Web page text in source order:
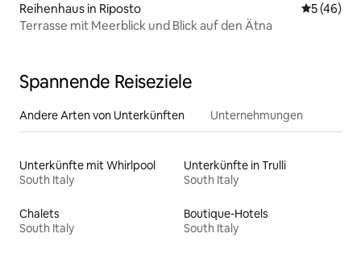
Reihenhaus in Riposto
5 (46)
Terrasse mit Meerblick und Blick auf den Ätna
Spannende Reiseziele
Andere Arten von Unterkünften Unternehmungen
Unterkünfte mit Whirlpool
South Italy
Unterkünfte in Trulli
South Italy
Chalets
South Italy
Boutique-Hotels
South Italy